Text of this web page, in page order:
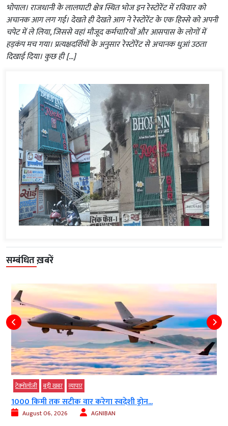
भोपाल। राजधानी के लालघाटी क्षेत्र स्थित भोज इन रेस्टोरेंट में रविवार को
अचानक आग लग गई। देखते ही देखते आग ने रेस्टोरेंट के एक हिस्से को अपनी
चपेट में ले लिया, जिससे वहां मौजूद कर्मचारियों और आसपास के लोगों में
हड़कंप मच गया। प्रत्यक्षदर्शियों के अनुसार रेस्टोरेंट से अचानक धुआं उठता
दिखाई दिया। कुछ ही […]
सम्बंधित ख़बरें
बड़ी खबर व्‍यापार
किमी तक सटीक वार करेगा स्वदेशी ड्रोन...
August 06, 2026 AGNIBAN